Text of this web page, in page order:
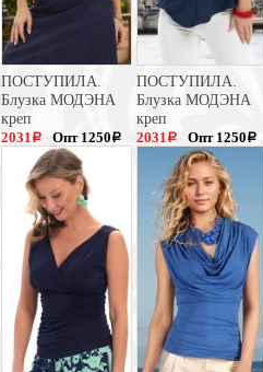
ПОСТУПИЛА.
Блузка МОДЭНА
креп
2031 a
a
Опт 1250 a
ПОСТУПИЛА.
Блузка МОДЭНА
креп
2031 a Опт 1250 a